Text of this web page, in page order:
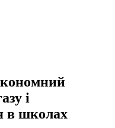
і
в школах